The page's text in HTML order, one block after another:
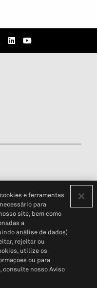
do cliente (em inglês)
© 2026 S&P Global
e ferramentas
para
site, bem como
a
análise de dados)
rejeitar ou
utilize os
ou para
consulte nosso Aviso